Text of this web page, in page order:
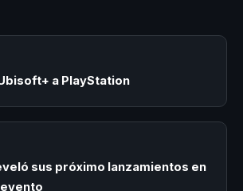
a PlayStation
sus próximo lanzamientos en